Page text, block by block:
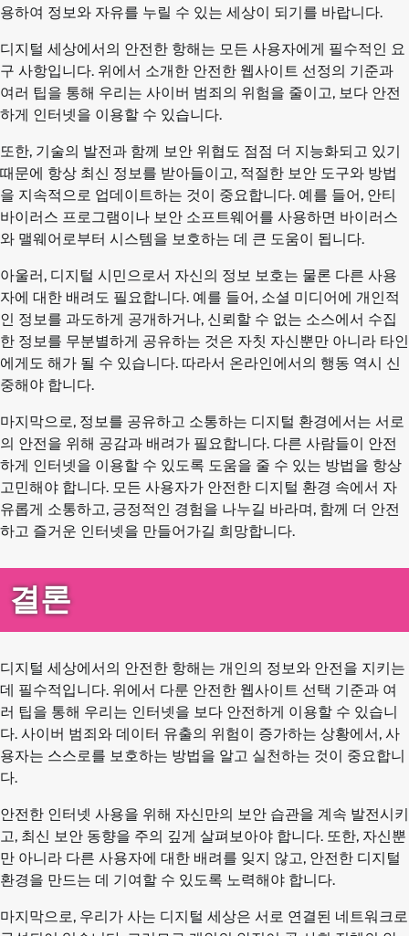
용하여 정보와 자유를 누릴 수 있는 세상이 되기를 바랍니다.
디지털 세상에서의 안전한 항해는 모든 사용자에게 필수적인 요
구 사항입니다. 위에서 소개한 안전한 웹사이트 선정의 기준과
여러 팁을 통해 우리는 사이버 범죄의 위험을 줄이고, 보다 안전
하게 인터넷을 이용할 수 있습니다.
또한, 기술의 발전과 함께 보안 위협도 점점 더 지능화되고 있기
때문에 항상 최신 정보를 받아들이고, 적절한 보안 도구와 방법
을 지속적으로 업데이트하는 것이 중요합니다. 예를 들어, 안티
바이러스 프로그램이나 보안 소프트웨어를 사용하면 바이러스
와 맬웨어로부터 시스템을 보호하는 데 큰 도움이 됩니다.
아울러, 디지털 시민으로서 자신의 정보 보호는 물론 다른 사용
자에 대한 배려도 필요합니다. 예를 들어, 소셜 미디어에 개인적
인 정보를 과도하게 공개하거나, 신뢰할 수 없는 소스에서 수집
한 정보를 무분별하게 공유하는 것은 자칫 자신뿐만 아니라 타인
에게도 해가 될 수 있습니다. 따라서 온라인에서의 행동 역시 신
중해야 합니다.
마지막으로, 정보를 공유하고 소통하는 디지털 환경에서는 서로
의 안전을 위해 공감과 배려가 필요합니다. 다른 사람들이 안전
하게 인터넷을 이용할 수 있도록 도움을 줄 수 있는 방법을 항상
고민해야 합니다. 모든 사용자가 안전한 디지털 환경 속에서 자
유롭게 소통하고, 긍정적인 경험을 나누길 바라며, 함께 더 안전
하고 즐거운 인터넷을 만들어가길 희망합니다.
결론
디지털 세상에서의 안전한 항해는 개인의 정보와 안전을 지키는
데 필수적입니다. 위에서 다룬 안전한 웹사이트 선택 기준과 여
러 팁을 통해 우리는 인터넷을 보다 안전하게 이용할 수 있습니
다. 사이버 범죄와 데이터 유출의 위험이 증가하는 상황에서, 사
용자는 스스로를 보호하는 방법을 알고 실천하는 것이 중요합니
다.
안전한 인터넷 사용을 위해 자신만의 보안 습관을 계속 발전시키
고, 최신 보안 동향을 주의 깊게 살펴보아야 합니다. 또한, 자신뿐
만 아니라 다른 사용자에 대한 배려를 잊지 않고, 안전한 디지털
환경을 만드는 데 기여할 수 있도록 노력해야 합니다.
마지막으로, 우리가 사는 디지털 세상은 서로 연결된 네트워크로